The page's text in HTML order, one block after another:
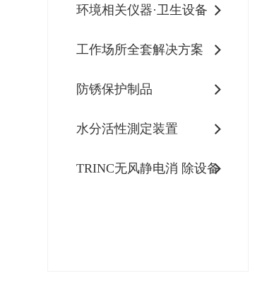
环境相关仪器·卫生设备
工作场所全套解决方案
防锈保护制品
水分活性測定装置
TRINC无风静电消 除设备